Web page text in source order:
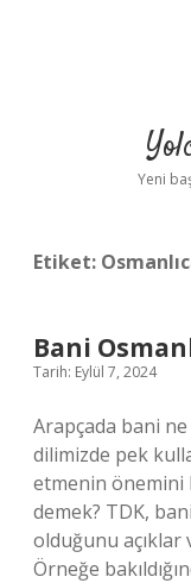
Yeni
Etiket:
Bani
Tarih: Eylül 7, 2024
Arapçada bani
dilimizde pek
etmenin önemini
demek? TDK,
olduğunu
Örneğe